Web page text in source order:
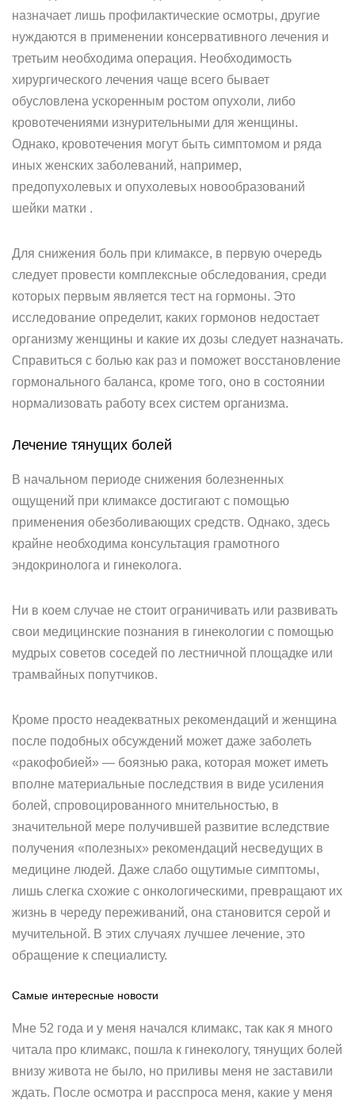
назначает лишь профилактические осмотры, другие
нуждаются в применении консервативного лечения и
третьим необходима операция. Необходимость
хирургического лечения чаще всего бывает
обусловлена ускоренным ростом опухоли, либо
кровотечениями изнурительными для женщины.
Однако, кровотечения могут быть симптомом и ряда
иных женских заболеваний, например,
предопухолевых и опухолевых новообразований
шейки матки .
Для снижения боль при климаксе, в первую очередь
следует провести комплексные обследования, среди
которых первым является тест на гормоны. Это
исследование определит, каких гормонов недостает
организму женщины и какие их дозы следует назначать.
Справиться с болью как раз и поможет восстановление
гормонального баланса, кроме того, оно в состоянии
нормализовать работу всех систем организма.
Лечение тянущих болей
В начальном периоде снижения болезненных
ощущений при климаксе достигают с помощью
применения обезболивающих средств. Однако, здесь
крайне необходима консультация грамотного
эндокринолога и гинеколога.
Ни в коем случае не стоит ограничивать или развивать
свои медицинские познания в гинекологии с помощью
мудрых советов соседей по лестничной площадке или
трамвайных попутчиков.
Кроме просто неадекватных рекомендаций и женщина
после подобных обсуждений может даже заболеть
«ракофобией» — боязнью рака, которая может иметь
вполне материальные последствия в виде усиления
болей, спровоцированного мнительностью, в
значительной мере получившей развитие вследствие
получения «полезных» рекомендаций несведущих в
медицине людей. Даже слабо ощутимые симптомы,
лишь слегка схожие с онкологическими, превращают их
жизнь в череду переживаний, она становится серой и
мучительной. В этих случаях лучшее лечение, это
обращение к специалисту.
Самые интересные новости
Мне 52 года и у меня начался климакс, так как я много
читала про климакс, пошла к гинекологу, тянущих болей
внизу живота не было, но приливы меня не заставили
ждать. После осмотра и расспроса меня, какие у меня